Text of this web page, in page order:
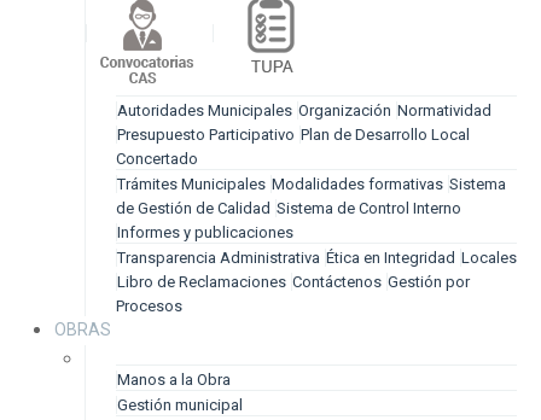
Autoridades Municipales Organización Normatividad
Presupuesto Participativo Plan de Desarrollo Local
Concertado
Trámites Municipales Modalidades formativas Sistema
de Gestión de Calidad Sistema de Control Interno
Informes y publicaciones
Transparencia Administrativa Ética en Integridad Locales
Libro de Reclamaciones Contáctenos Gestión por
Procesos
OBRAS
Manos a la Obra
Gestión municipal